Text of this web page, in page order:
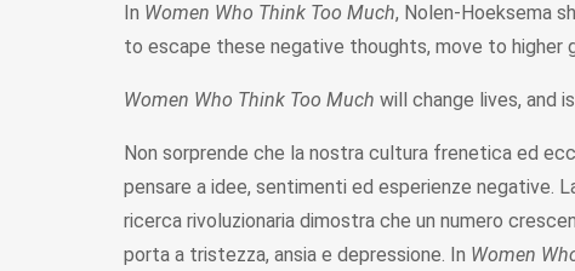
In Women Who Think Too Much, Nolen-Hoeksema
to escape these negative thoughts, move to higher
Women Who Think Too Much will change lives, and
Non sorprende che la nostra cultura frenetica ed
pensare a idee, sentimenti ed esperienze negative.
ricerca rivoluzionaria dimostra che un numero
porta a tristezza, ansia e depressione. In Women